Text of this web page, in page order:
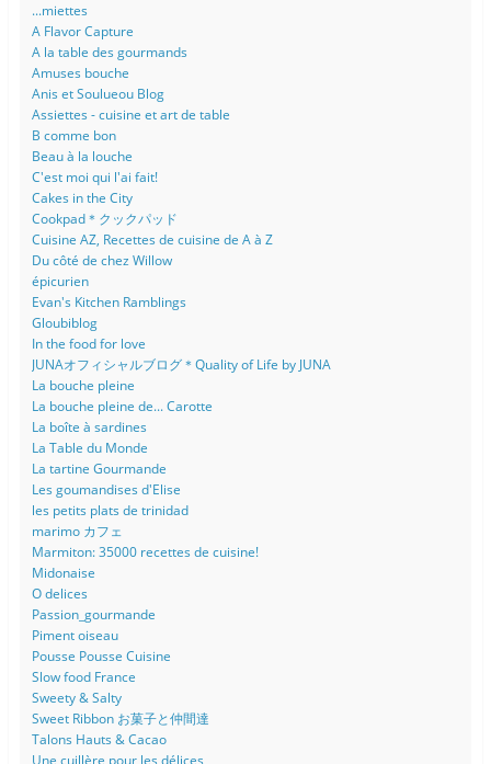
...miettes
A Flavor Capture
A la table des gourmands
Amuses bouche
Anis et Soulueou Blog
Assiettes - cuisine et art de table
B comme bon
Beau à la louche
C'est moi qui l'ai fait!
Cakes in the City
Cookpad＊クックパッド
Cuisine AZ, Recettes de cuisine de A à Z
Du côté de chez Willow
épicurien
Evan's Kitchen Ramblings
Gloubiblog
In the food for love
JUNAオフィシャルブログ＊Quality of Life by JUNA
La bouche pleine
La bouche pleine de... Carotte
La boîte à sardines
La Table du Monde
La tartine Gourmande
Les goumandises d'Elise
les petits plats de trinidad
marimo カフェ
Marmiton: 35000 recettes de cuisine!
Midonaise
O delices
Passion_gourmande
Piment oiseau
Pousse Pousse Cuisine
Slow food France
Sweety & Salty
Sweet Ribbon お菓子と仲間達
Talons Hauts & Cacao